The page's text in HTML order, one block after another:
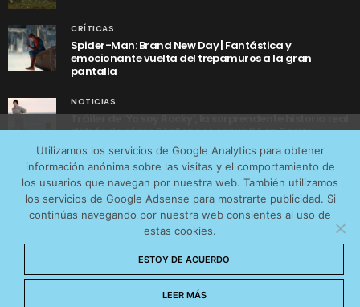
CRÍTICAS
Spider-Man: Brand New Day | Fantástica y
emocionante vuelta del trepamuros a la gran
pantalla
NOTICIAS
Tráiler de ‘Yo soy Rocky’, la sorprendente historia real
detrás de cómo Stallone se convirtió en Rocky
AVISO LEGAL CONTACTO
POLÍTICA DE COOKIES
POLÍTICA DE PRIVACIDAD
© 2026 CinemaNet. Designed by
Utilizamos los servicios de Google Analytics para obtener
información anónima sobre las visitas y el comportamiento de
los usuarios que navegan por nuestra web. También utilizamos
los servicios de Google Adsense para mostrarte publicidad. Si
continúas navegando por nuestra web consientes al uso de
estas cookies.
ESTOY DE ACUERDO
LEER MÁS
tráfico web que recibimos y conocer los servicios que
más os interesan. Puede cambiar las preferencias y
obtener más información sobre las cookies que
utilizamos en nuestra Política de cookies
Aceptar cookies
No permitir cookies